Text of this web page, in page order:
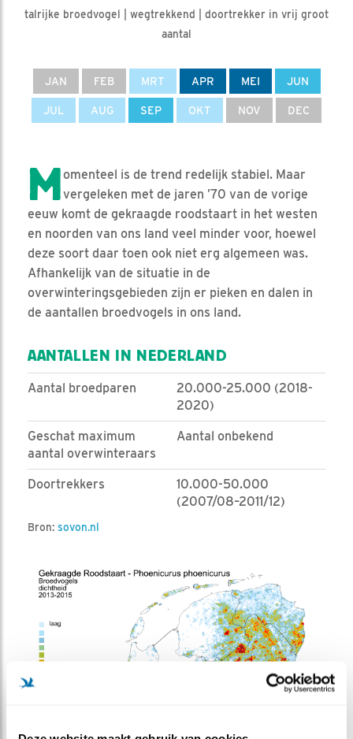
talrijke broedvogel | wegtrekkend | doortrekker in vrij groot
aantal
JAN FEB MRT APR MEI JUN
JUL AUG SEP OKT NOV DEC
Momenteel is de trend redelijk stabiel. Maar
vergeleken met de jaren ’70 van de vorige
eeuw komt de gekraagde roodstaart in het westen
en noorden van ons land veel minder voor, hoewel
deze soort daar toen ook niet erg algemeen was.
Afhankelijk van de situatie in de
overwinteringsgebieden zijn er pieken en dalen in
de aantallen broedvogels in ons land.
AANTALLEN IN NEDERLAND
Aantal broedparen
20.000-25.000 (2018-
2020)
Geschat maximum
aantal overwinteraars
Aantal onbekend
Doortrekkers
10.000-50.000
(2007/08–2011/12)
Bron: sovon.nl